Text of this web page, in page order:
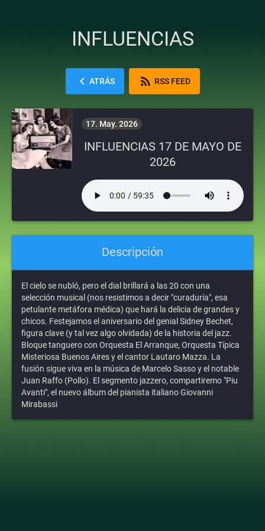
INFLUENCIAS
chevron_left ATRÁS rss_feed RSS FEED
17. May. 2026
INFLUENCIAS 17 DE MAYO DE
2026
Descripción
El cielo se nubló, pero el dial brillará a las 20 con una
selección musical (nos resistimos a decir "curaduría", esa
petulante metáfora médica) que hará la delicia de grandes y
chicos. Festejamos el aniversario del genial Sidney Bechet,
figura clave (y tal vez algo olvidada) de la historia del jazz.
Bloque tanguero con Orquesta El Arranque, Orquesta Típica
Misteriosa Buenos Aires y el cantor Lautaro Mazza. La
fusión sigue viva en la música de Marcelo Sasso y el notable
Juan Raffo (Pollo). El segmento jazzero, compartiremo "Piu
Avanti", el nuevo álbum del pianista italiano Giovanni
Mirabassi